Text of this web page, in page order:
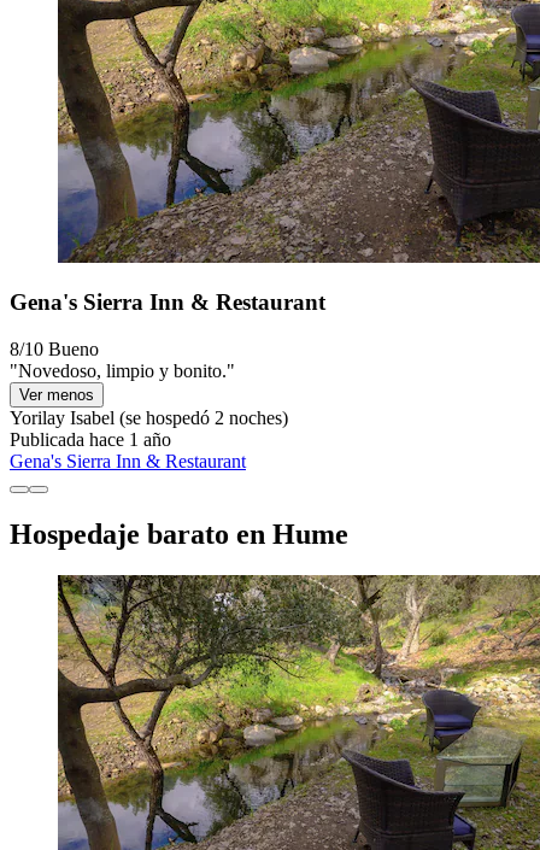
Gena's Sierra Inn & Restaurant
8/10 Bueno
"Novedoso, limpio y bonito."
Ver menos
Yorilay Isabel (se hospedó 2 noches)
Publicada hace 1 año
Gena's Sierra Inn & Restaurant
Hospedaje barato en Hume